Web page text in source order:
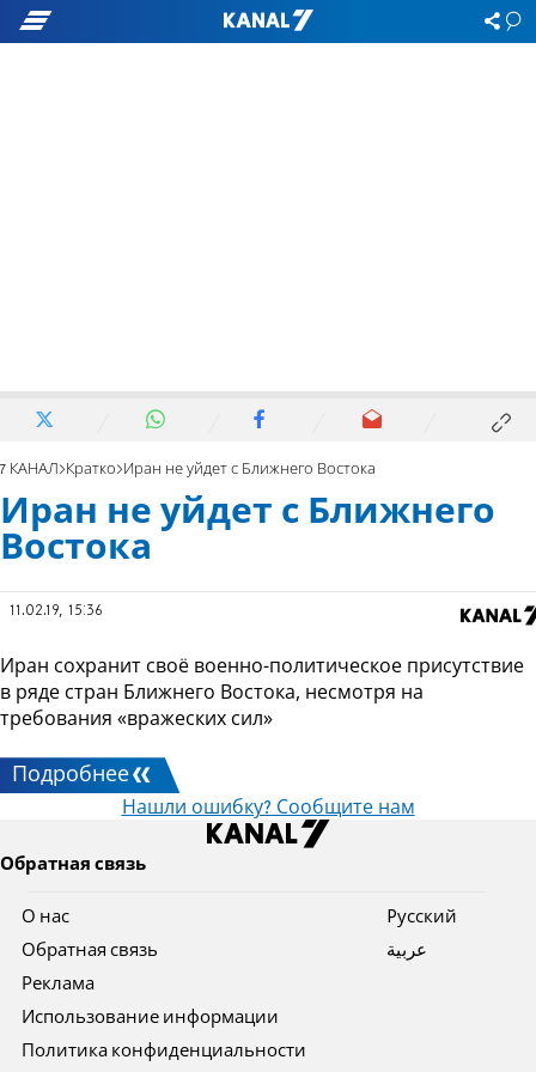
7 КАНАЛ Кратко Иран не уйдет с Ближнего Востока
Иран не уйдет с Ближнего
Востока
11.02.19, 15:36
Иран сохранит своё военно-политическое присутствие
в ряде стран Ближнего Востока, несмотря на
требования «вражеских сил»
Подробнее
Нашли ошибку? Сообщите нам
Обратная связь
О нас
Обратная связь
Реклама
Использование информации
Политика конфиденциальности
Pусский
عربية